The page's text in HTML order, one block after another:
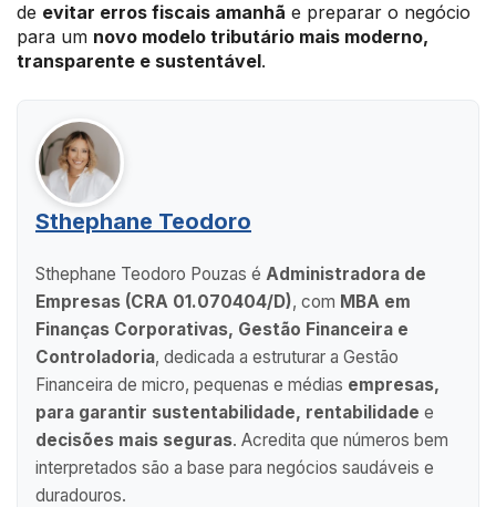
de evitar erros fiscais amanhã e preparar o negócio
para um novo modelo tributário mais moderno,
transparente e sustentável.
Sthephane Teodoro
Sthephane Teodoro Pouzas é Administradora de
Empresas (CRA 01.070404/D), com MBA em
Finanças Corporativas, Gestão Financeira e
Controladoria, dedicada a estruturar a Gestão
Financeira de micro, pequenas e médias empresas,
para garantir sustentabilidade, rentabilidade e
decisões mais seguras. Acredita que números bem
interpretados são a base para negócios saudáveis e
duradouros.